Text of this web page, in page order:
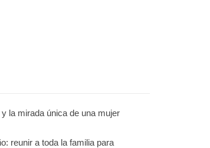
la mirada única de una mujer
reunir a toda la familia para